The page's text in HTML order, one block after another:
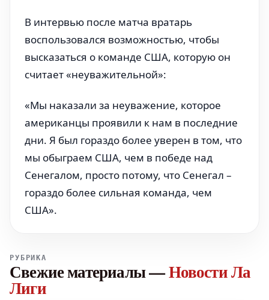
В интервью после матча вратарь
воспользовался возможностью, чтобы
высказаться о команде США, которую он
считает «неуважительной»:
«Мы наказали за неуважение, которое
американцы проявили к нам в последние
дни. Я был гораздо более уверен в том, что
мы обыграем США, чем в победе над
Сенегалом, просто потому, что Сенегал –
гораздо более сильная команда, чем
США».
РУБРИКА
Свежие материалы—Новости Ла
Лиги